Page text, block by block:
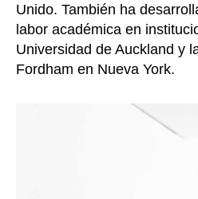
Unido. También ha
labor académica en
Universidad de Auckland y
Fordham en Nueva York.